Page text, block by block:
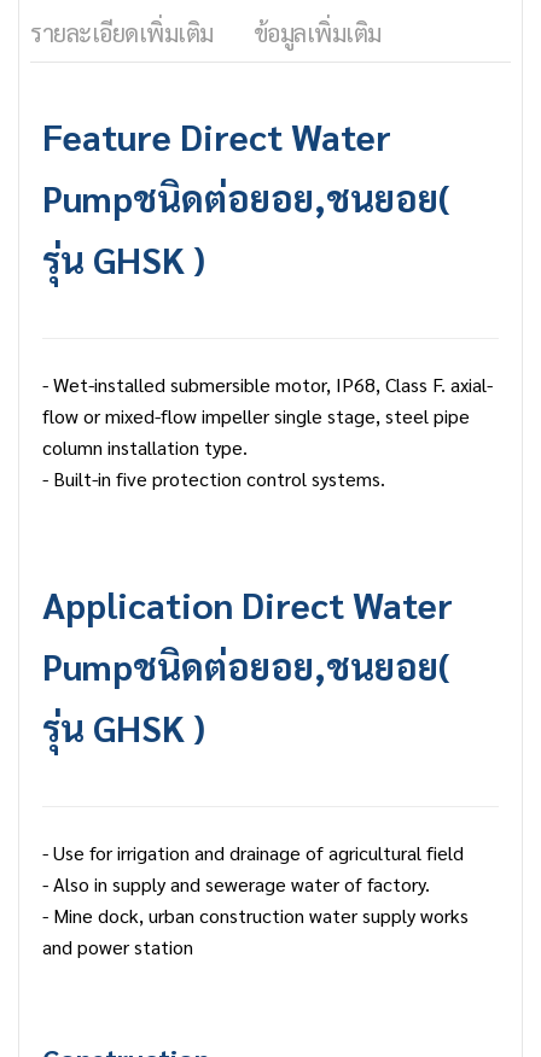
รายละเอียดเพิ่มเติม ข้อมูลเพิ่มเติม
Feature Direct Water
Pumpชนิดต่อยอย,ชนยอย(
รุ่น GHSK )
- Wet-installed submersible motor, IP68, Class F. axial-
flow or mixed-flow impeller single stage, steel pipe
column installation type.
- Built-in five protection control systems.
Application Direct Water
Pumpชนิดต่อยอย,ชนยอย(
รุ่น GHSK )
- Use for irrigation and drainage of agricultural field
- Also in supply and sewerage water of factory.
- Mine dock, urban construction water supply works
and power station